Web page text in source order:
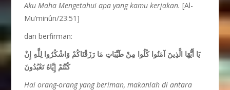
Aku Maha Mengetahui apa yang kamu kerjakan.[Al-
Mu’minûn/23:51]
dan berfirman:
يَا أَيُّهَا الَّذِينَ آمَنُوا كُلُوا مِنْ طَيِّبَاتِ مَا رَزَقْنَاكُمْ وَاشْكُرُوا لِلَّهِ إِنْ
كُنْتُمْ إِيَّاهُ تَعْبُدُونَ
Hai orang-orang yang beriman, makanlah di antara